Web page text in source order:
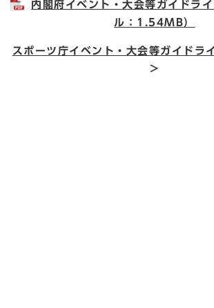
内閣府イベント・大会等ガイドラ
ル：1.54MB）
スポーツ庁イベント・大会等ガイドラ
＞